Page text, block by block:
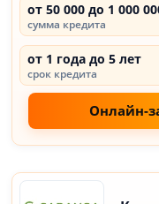
от 50 000 до 1 000
сумма кредита
от 1 года до 5 лет
срок кредита
Онлайн-